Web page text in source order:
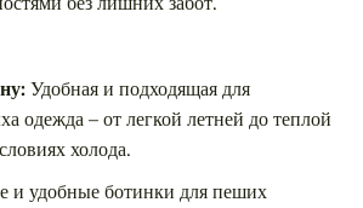
Удобная и подходящая для
одежда – от легкой летней до теплой
холода.
и удобные ботинки для пеших